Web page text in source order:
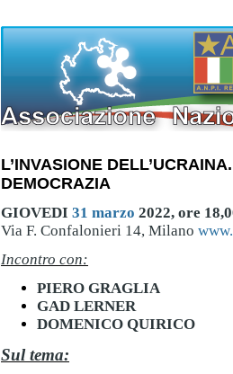
L’INVASIONE
DEMOCRAZIA
GIOVEDI 31 marzo 2022, ore
Via F. Confalonieri 14, Milano
Incontro con:
PIERO GRAGLIA
GAD LERNER
DOMENICO QUIRICO
Sul tema: